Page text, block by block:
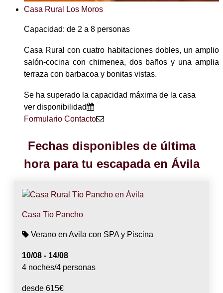
Casa Rural Los Moros
Capacidad: de 2 a 8 personas
Casa Rural con cuatro habitaciones dobles, un amplio
salón-cocina con chimenea, dos baños y una amplia
terraza con barbacoa y bonitas vistas.
Se ha superado la capacidad máxima de la casa
ver disponibilidad
Formulario Contacto
Fechas disponibles de última
hora para tu escapada en Ávila
Casa Tio Pancho
Verano en Avila con SPA y Piscina
10/08 - 14/08
4 noches/4 personas
desde 615€